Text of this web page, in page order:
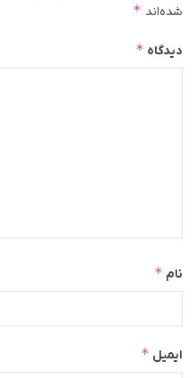
شده‌اند *
دیدگاه *
نام *
ایمیل *